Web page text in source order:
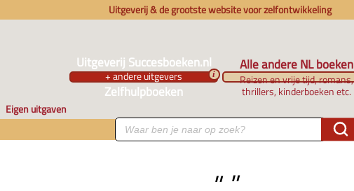
Uitgeverij & de grootste website voor zelfontwikkeling
Uitgeverij Succesboeken.nl
+ andere uitgevers
Zelfhulpboeken
i
Alle andere NL boeken
Reizen en vrije tijd, romans,
thrillers, kinderboeken etc.
Eigen uitgaven